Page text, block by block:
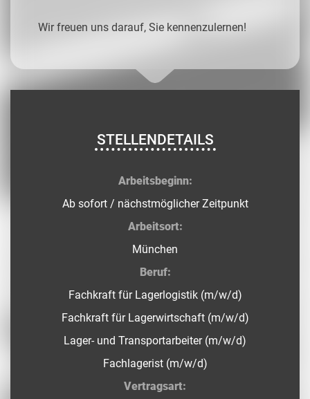
Wir freuen uns darauf, Sie kennenzulernen!
STELLENDETAILS
Arbeitsbeginn:
Ab sofort / nächstmöglicher Zeitpunkt
Arbeitsort:
München
Beruf:
Fachkraft für Lagerlogistik (m/w/d)
Fachkraft für Lagerwirtschaft (m/w/d)
Lager- und Transportarbeiter (m/w/d)
Fachlagerist (m/w/d)
Vertragsart: